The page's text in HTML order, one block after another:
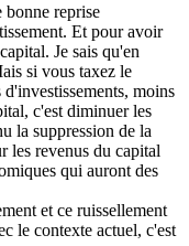
bonne reprise
Et pour avoir
Je sais qu'en
si vous taxez le
moins
c'est diminuer les
la suppression de la
les revenus du capital
qui auront des
et ce ruissellement
le contexte actuel, c'est